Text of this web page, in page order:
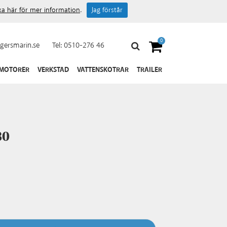
Tel:0510-276 46 0
VERKSTAD VATTENSKOTRAR TRAILER
här för mer information. Jag förstår